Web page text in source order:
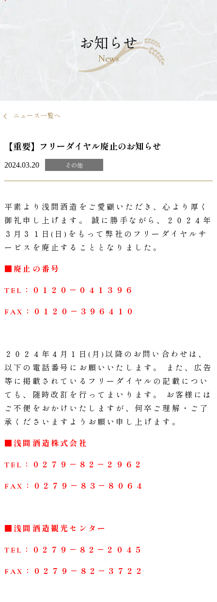
す
お知らせ
News
ニュース一覧へ
【重要】フリーダイヤル廃止のお知らせ
2024.03.20 その他
平素より浅間酒造をご愛顧いただき、心より厚く
御礼申し上げます。 誠に勝手ながら、２０２４年
３月３１日(日)をもって弊社のフリーダイヤルサ
ービスを廃止することとなりました。
■廃止の番号
TEL：０１２０－０４１３９６
FAX：０１２０－３９６４１０
２０２４年４月１日(月)以降のお問い合わせは、
以下の電話番号にお願いいたします。 また、広告
等に掲載されているフリーダイヤルの記載につい
ても、随時改訂を行ってまいります。 お客様には
ご不便をおかけいたしますが、何卒ご理解・ご了
承くださいますようお願い申し上げます。
■浅間酒造株式会社
TEL：０２７９－８２－２９６２
FAX：０２７９－８３－８０６４
■浅間酒造観光センター
TEL：０２７９－８２－２０４５
FAX：０２７９－８２－３７２２